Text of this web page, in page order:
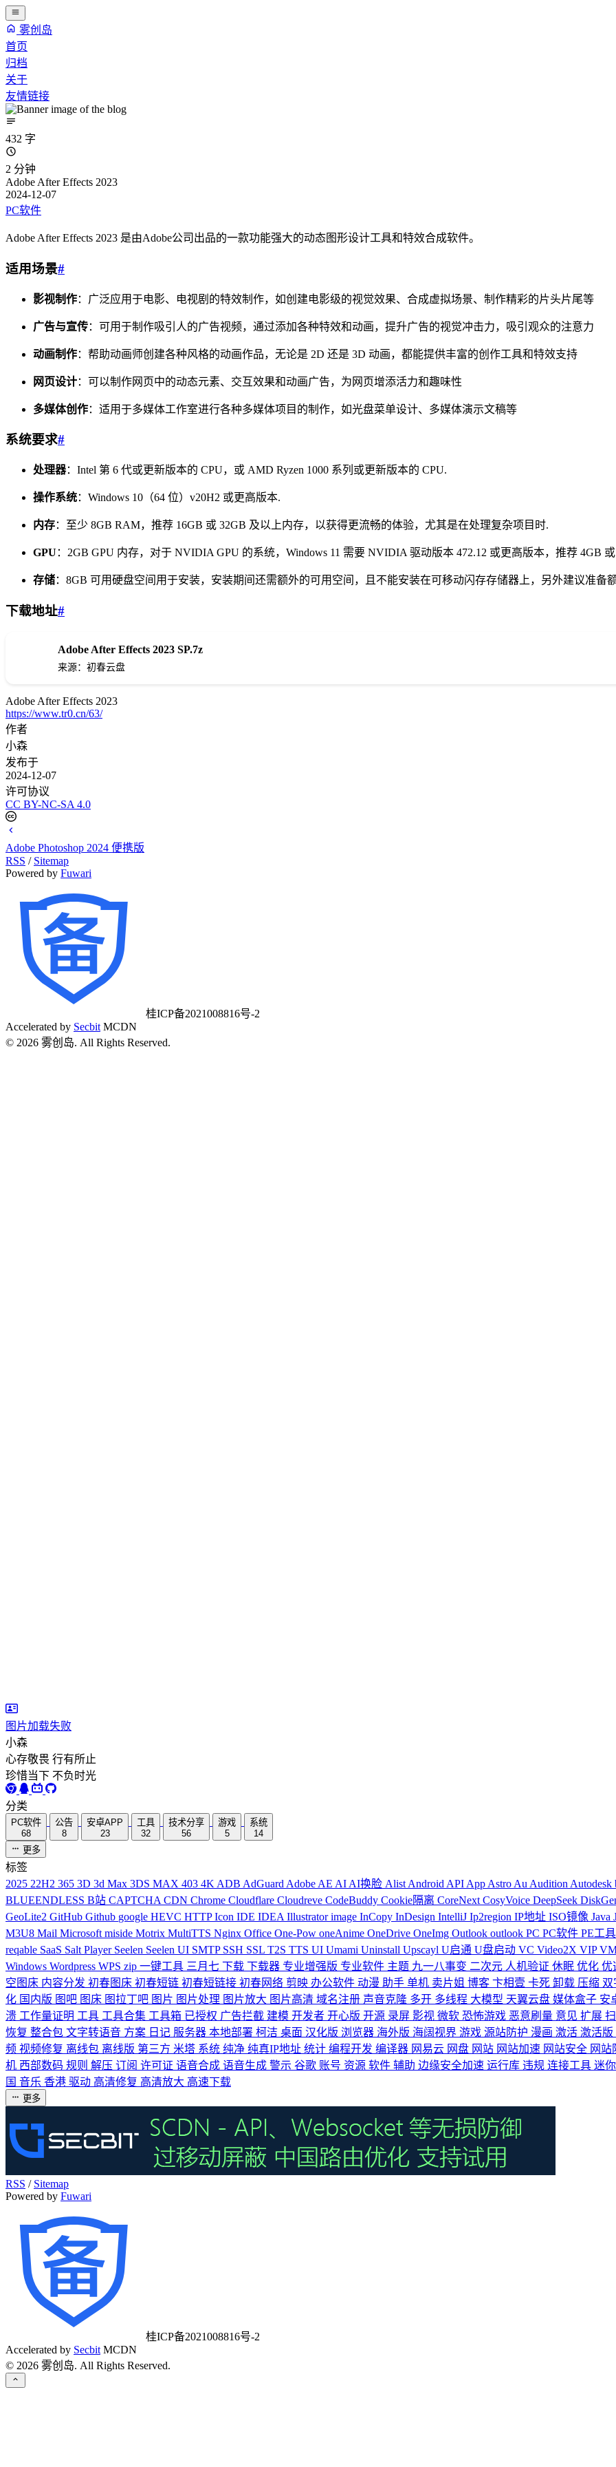
雾创岛
首页
归档
关于
友情链接
432 字
2 分钟
Adobe After Effects 2023
2024-12-07
PC软件
Adobe After Effects 2023 是由Adobe公司出品的一款功能强大的动态图形设计工具和特效合成软件。
适用场景#
影视制作：广泛应用于电影、电视剧的特效制作，如创建电影级的视觉效果、合成虚拟场景、制作精彩的片头片尾等
广告与宣传：可用于制作吸引人的广告视频，通过添加各种特效和动画，提升广告的视觉冲击力，吸引观众的注意力
动画制作：帮助动画师创建各种风格的动画作品，无论是 2D 还是 3D 动画，都能提供丰富的创作工具和特效支持
网页设计：可以制作网页中的动态元素、交互效果和动画广告，为网页增添活力和趣味性
多媒体创作：适用于多媒体工作室进行各种多媒体项目的制作，如光盘菜单设计、多媒体演示文稿等
系统要求#
处理器：Intel 第 6 代或更新版本的 CPU，或 AMD Ryzen 1000 系列或更新版本的 CPU.
操作系统：Windows 10（64 位）v20H2 或更高版本.
内存：至少 8GB RAM，推荐 16GB 或 32GB 及以上内存，以获得更流畅的体验，尤其是在处理复杂项目时.
GPU ：2GB GPU 内存，对于 NVIDIA GPU 的系统，Windows 11 需要 NVIDIA 驱动版本 472.12 或更高版本，推荐 4GB
存储：8GB 可用硬盘空间用于安装，安装期间还需额外的可用空间，且不能安装在可移动闪存存储器上，另外建议准备
下载地址#
Adobe After Effects 2023 SP.7z
来源：初春云盘
Adobe After Effects 2023
https://www.tr0.cn/63/
作者
小森
发布于
2024-12-07
许可协议
CC BY-NC-SA 4.0
Adobe Photoshop 2024 便携版
RSS / Sitemap
Powered by Fuwari
桂ICP备2021008816号-2
Accelerated by Secbit MCDN
© 2026 雾创岛. All Rights Reserved.
图片加载失败
小森
心存敬畏 行有所止
珍惜当下 不负时光
分类
PC软件
68
公告
8
安卓APP
23
工具
32
技术分享
56
游戏
5
系统
14
更多
标签
2025 22H2 365 3D 3d Max 3DS MAX 403 4K ADB AdGuard Adobe AE AI AI换脸 Alist Android API App Astro Au Audition Autodesk
BLUEENDLESS B站 CAPTCHA CDN Chrome Cloudflare Cloudreve CodeBuddy Cookie隔离 CoreNext CosyVoice DeepSeek
GeoLite2 GitHub Github google HEVC HTTPIcon IDE IDEA Illustratorimage InCopy InDesign IntelliJ Ip2region IP地址 ISO镜像 Java
M3U8 Mail Microsoft miside Motrix MultiTTS Nginx Office One-Pow oneAnime OneDrive OneImg Outlook outlook PC PC软件 PE工
reqable SaaS Salt Player Seelen Seelen UI SMTP SSH SSL T2S TTS UI Umami Uninstall Upscayl U启通 U盘启动 VC Video2X VIP
Windows Wordpress WPS zip 一键工具 三月七 下载 下载器 专业增强版 专业软件 主题 九一八事变 二次元 人机验证 休眠 优化 优
空图床 内容分发 初春图床 初春短链 初春短链接 初春网络 剪映 办公软件 动漫 助手 单机 卖片姐 博客 卞相壹 卡死 卸载 压缩
化 国内版 图吧 图床 图拉丁吧 图片 图片处理 图片放大 图片高清 域名注册 声音克隆 多开 多线程 大模型 天翼云盘 媒体盒子 安
溃 工作量证明 工具 工具合集 工具箱 已授权 广告拦截 建模 开发者 开心版 开源 录屏 影视 微软 恐怖游戏 恶意刷量 意见 扩展
恢复 整合包 文字转语音 方案 日记 服务器 本地部署 柯洁 桌面 汉化版 浏览器 海外版 海阔视界 游戏 源站防护 漫画 激活 激活版
频 视频修复 离线包 离线版 第三方 米塔 系统 纯净 纯真IP地址 统计 编程开发 编译器 网易云 网盘 网站 网站加速 网站安全 网
机 西部数码 规则 解压 订阅 许可证 语音合成 语音生成 警示 谷歌 账号 资源 软件 辅助 边缘安全加速 运行库 违规 连接工具 迷
国 音乐 香港 驱动 高清修复 高清放大 高速下载
更多
RSS / Sitemap
Powered by Fuwari
桂ICP备2021008816号-2
Accelerated by Secbit MCDN
© 2026 雾创岛. All Rights Reserved.